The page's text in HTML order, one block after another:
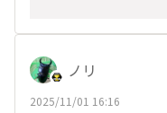
ノリ
2025/11/01 16:16